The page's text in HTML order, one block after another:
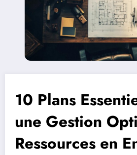
10 Plans
une Gestion
Ressources en